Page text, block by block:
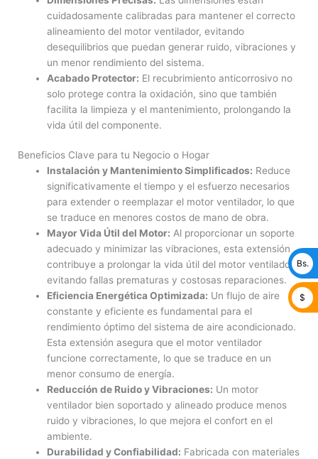
cuidadosamente calibradas para mantener el correcto
alineamiento del motor ventilador, evitando
desequilibrios que puedan generar ruido, vibraciones y
un menor rendimiento del sistema.
Acabado Protector: El recubrimiento anticorrosivo no
solo protege contra la oxidación, sino que también
facilita la limpieza y el mantenimiento, prolongando la
vida útil del componente.
Beneficios Clave para tu Negocio o Hogar
Instalación y Mantenimiento Simplificados: Reduce
significativamente el tiempo y el esfuerzo necesarios
para extender o reemplazar el motor ventilador, lo que
se traduce en menores costos de mano de obra.
Mayor Vida Útil del Motor: Al proporcionar un soporte
adecuado y minimizar las vibraciones, esta extensión
contribuye a prolongar la vida útil del motor ventilador,
evitando fallas prematuras y costosas reparaciones.
Eficiencia Energética Optimizada: Un flujo de aire
constante y eficiente es fundamental para el
rendimiento óptimo del sistema de aire acondicionado.
Esta extensión asegura que el motor ventilador
funcione correctamente, lo que se traduce en un
menor consumo de energía.
Reducción de Ruido y Vibraciones: Un motor
ventilador bien soportado y alineado produce menos
ruido y vibraciones, lo que mejora el confort en el
ambiente.
Durabilidad y Confiabilidad: Fabricada con materiales
Bs.
$